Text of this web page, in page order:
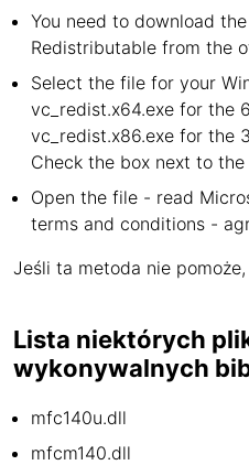
You need to download
Redistributable from the
Select the file for your
vc_redist.x64.exe for the
vc_redist.x86.exe for the
Check the box next to
Open the file - read
terms and conditions -
Jeśli ta metoda nie
Lista niektórych
wykonywalnych
mfc140u.dll
mfcm140.dll